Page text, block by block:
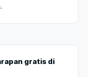
gratis di